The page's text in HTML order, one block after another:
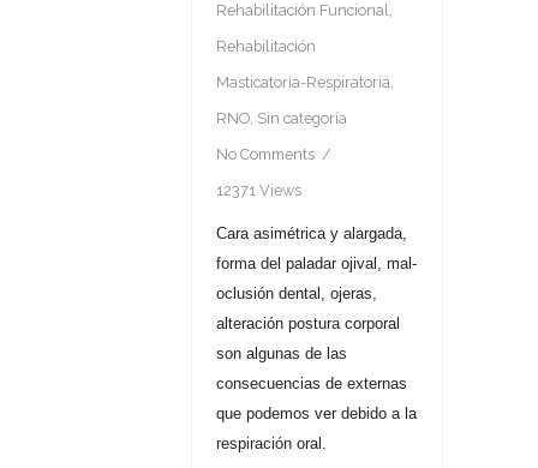
Rehabilitación Funcional,
Rehabilitación
Masticatoria-Respiratoria,
RNO, Sin categoría
No Comments
12371 Views
Cara asimétrica y alargada,
forma del paladar ojival, mal-
oclusión dental, ojeras,
alteración postura corporal
son algunas de las
consecuencias de externas
que podemos ver debido a la
respiración oral.